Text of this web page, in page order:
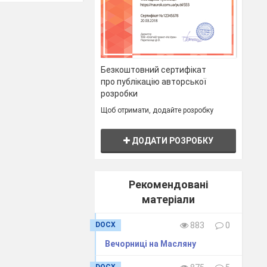
Безкоштовний сертифікат
про публікацію авторської
розробки
Щоб отримати, додайте розробку
ДОДАТИ РОЗРОБКУ
Рекомендовані
матеріали
DOCX 883
0
Вечорниці на Масляну